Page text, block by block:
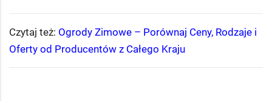
Czytaj też: Ogrody Zimowe – Porównaj Ceny, Rodzaje i
Oferty od Producentów z Całego Kraju​